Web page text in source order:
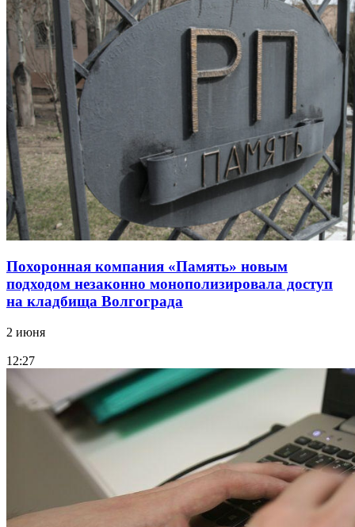
Похоронная компания «Память» новым
подходом незаконно монополизировала доступ
на кладбища Волгограда
2 июня
12:27